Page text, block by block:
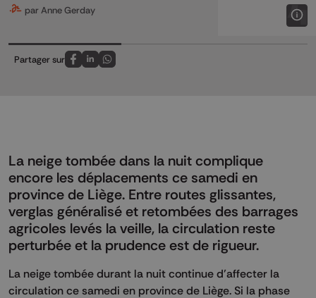
par Anne Gerday
Partager sur
Partagez sur FaceBook
Partagez sur LinkedIn
Partagez sur Whatsapp
La neige tombée dans la nuit complique
encore les déplacements ce samedi en
province de Liège. Entre routes glissantes,
verglas généralisé et retombées des barrages
agricoles levés la veille, la circulation reste
perturbée et la prudence est de rigueur.
La neige tombée durant la nuit continue d’affecter la
circulation ce samedi en province de Liège. Si la phase